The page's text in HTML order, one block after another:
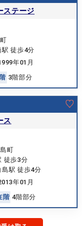
ステージ
駅 徒歩4分
年01月
階 3階部分
ス
町
徒歩3分
島駅 徒歩4分
年01月
階 4階部分